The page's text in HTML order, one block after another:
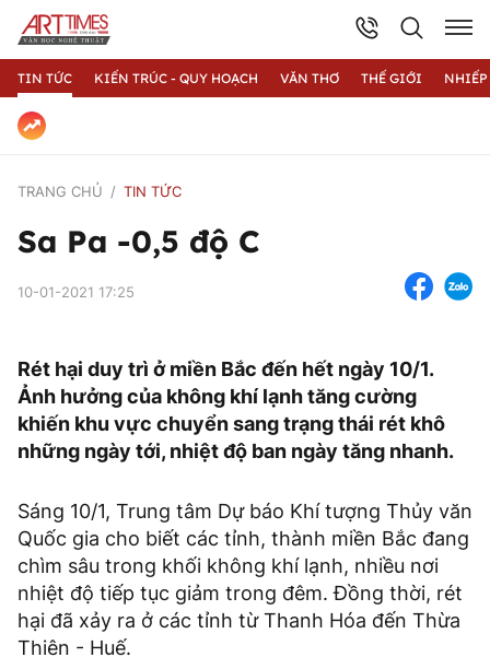
TIN TỨC KIẾN TRÚC - QUY HOẠCH VĂN THƠ THẾ GIỚI
TRANG CHỦ TIN TỨC
Sa Pa -0,5 độ C
10-01-2021 17:25
Rét hại duy trì ở miền Bắc đến hết ngày 10/1.
Ảnh hưởng của không khí lạnh tăng cường
khiến khu vực chuyển sang trạng thái rét khô
những ngày tới, nhiệt độ ban ngày tăng nhanh.
Sáng 10/1, Trung tâm Dự báo Khí tượng Thủy văn
Quốc gia cho biết các tỉnh, thành miền Bắc đang
chìm sâu trong khối không khí lạnh, nhiều nơi
nhiệt độ tiếp tục giảm trong đêm. Đồng thời, rét
hại đã xảy ra ở các tỉnh từ Thanh Hóa đến Thừa
Thiên - Huế.